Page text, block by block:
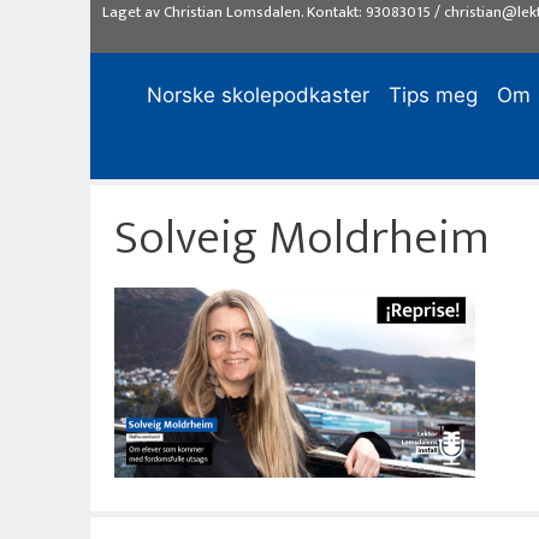
Laget avChristian Lomsdalen. Kontakt: 93083015/
Norske skolepodkaster Tips meg Om
Solveig Moldrheim